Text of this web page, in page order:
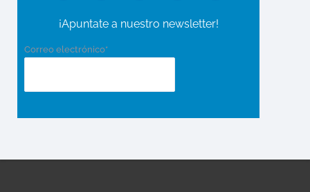
¡Apuntate a nuestro newsletter!
Correo electrónico*